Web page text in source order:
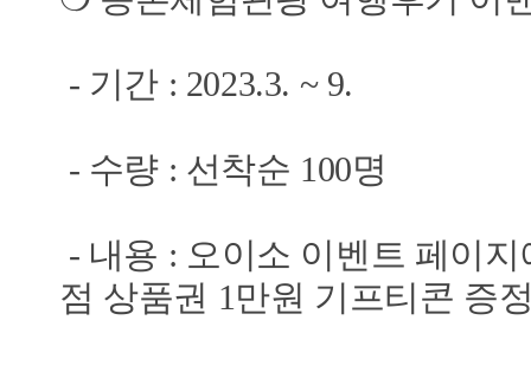
- 기간 : 2023.3. ~ 9.
- 수량 : 선착순 100명
- 내용 : 오이소 이벤트 페이
점 상품권 1만원 기프티콘 증